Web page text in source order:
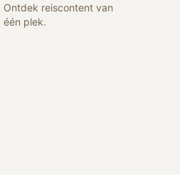
reiscontent van
plek.